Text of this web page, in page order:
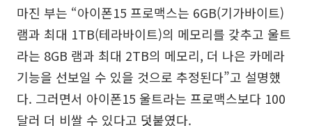
마진 부는 “아이폰15 프로맥스는 6GB(기가바이트)
램과 최대 1TB(테라바이트)의 메모리를 갖추고 울트
라는 8GB 램과 최대 2TB의 메모리, 더 나은 카메라
기능을 선보일 수 있을 것으로 추정된다”고 설명했
다. 그러면서 아이폰15 울트라는 프로맥스보다 100
달러 더 비쌀 수 있다고 덧붙였다.